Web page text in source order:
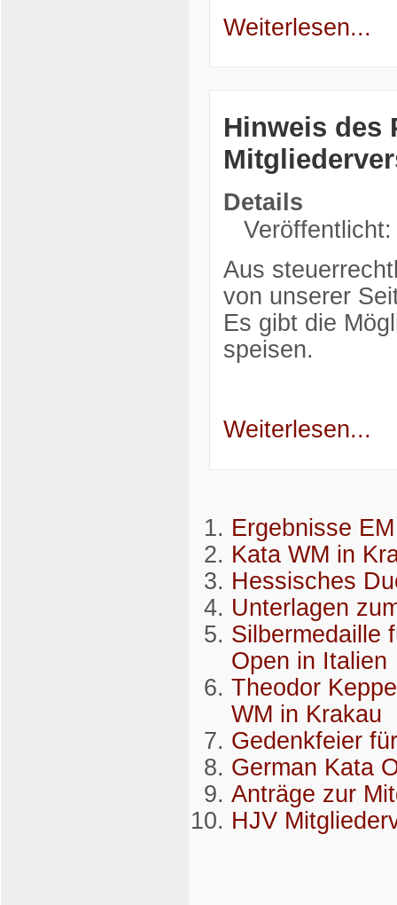
Weiterlesen...
Hinweis des
Details
Aus
von unserer
Es gibt die
speisen.
Weiterlesen...
Ergebnisse
Kata WM in
Hessisches
Unterlagen
Silbermedaille
Open in Italien
Theodor
WM in Krakau
Gedenkfeier
German Kata
Anträge zur
HJV